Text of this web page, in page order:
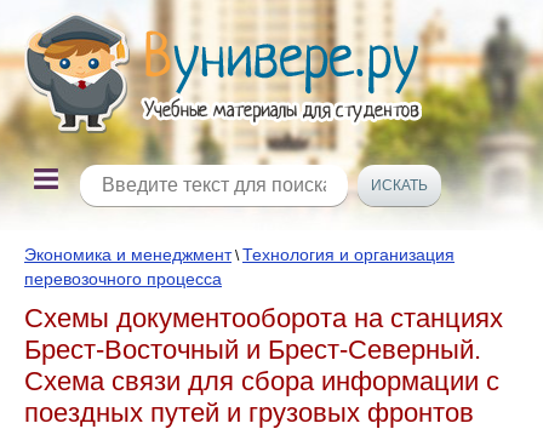
Экономика и менеджмент\Технология и организация
перевозочного процесса
Схемы документооборота на станциях
Брест-Восточный и Брест-Северный.
Схема связи для сбора информации с
поездных путей и грузовых фронтов